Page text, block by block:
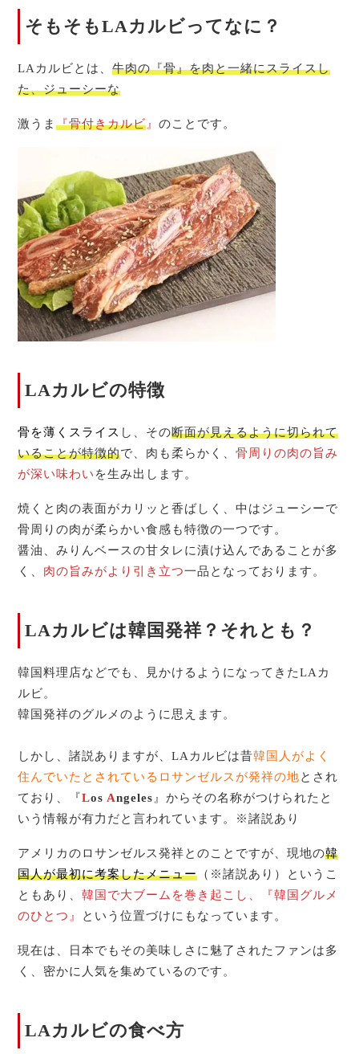
そもそもLAカルビってなに？
LAカルビとは、牛肉の『骨』を肉と一緒にスライスし
た、ジューシーな
激うま『骨付きカルビ 』のことです。
LAカルビの特徴
骨を薄くスライス し、その断面が見えるように切られて
いることが特徴的で、肉も柔らかく、骨周りの肉の旨み
が深い味わい を生み出します。
焼くと肉の表面がカリッと香ばしく、中はジューシーで
骨周りの肉が柔らかい食感も特徴の一つです。
醤油、みりんベースの甘タレに漬け込んであることが多
く、 肉の旨みがより引き立つ一品となっております。
LAカルビは韓国発祥？それとも？
韓国料理店などでも、見かけるようになってきたLAカ
ルビ。
韓国発祥のグルメのように思えます。
しかし、諸説ありますが、LAカルビは昔韓国人がよく
住んでいたとされているロサンゼルスが発祥の地とされ
ており、『Los Angeles 』からその名称がつけられたと
いう情報が有力だと言われています。※諸説あり
アメリカのロサンゼルス発祥とのことですが、現地の韓
国人が最初に考案したメニュー （※諸説あり）というこ
ともあり、韓国で大ブームを巻き起こし、『韓国グルメ
のひとつ』
という位置づけにもなっています。
現在は、日本でもその美味しさに魅了されたファンは多
く、密かに人気を集めているのです。
LAカルビの食べ方